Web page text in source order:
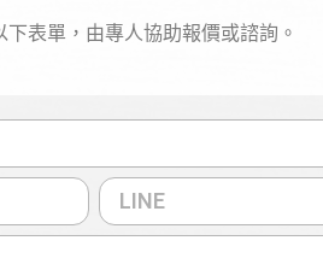
表單，由專人協助報價或諮詢。